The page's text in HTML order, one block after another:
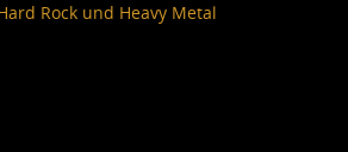
Rock und Heavy Metal